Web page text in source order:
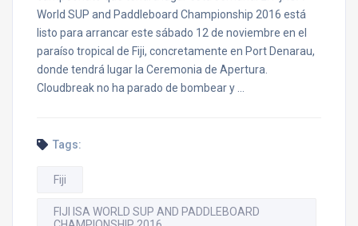
World SUP and Paddleboard Championship 2016 está
listo para arrancar este sábado 12 de noviembre en el
paraíso tropical de Fiji, concretamente en Port Denarau,
donde tendrá lugar la Ceremonia de Apertura.
Cloudbreak no ha parado de bombear y …
Tags:
Fiji
FIJI ISA WORLD SUP AND PADDLEBOARD